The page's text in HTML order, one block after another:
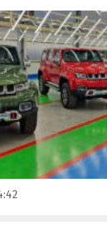
на
пишут